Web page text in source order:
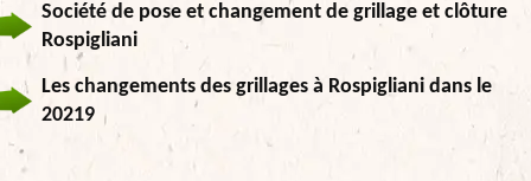
Société de pose et changement de grillage et clôture
Rospigliani
Les changements des grillages à Rospigliani dans le
20219